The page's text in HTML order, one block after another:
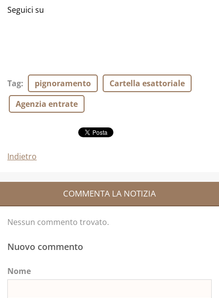
Seguici su
Tag: pignoramento
Cartella esattoriale
Agenzia entrate
Indietro
COMMENTA LA NOTIZIA
Nessun commento trovato.
Nuovo commento
Nome